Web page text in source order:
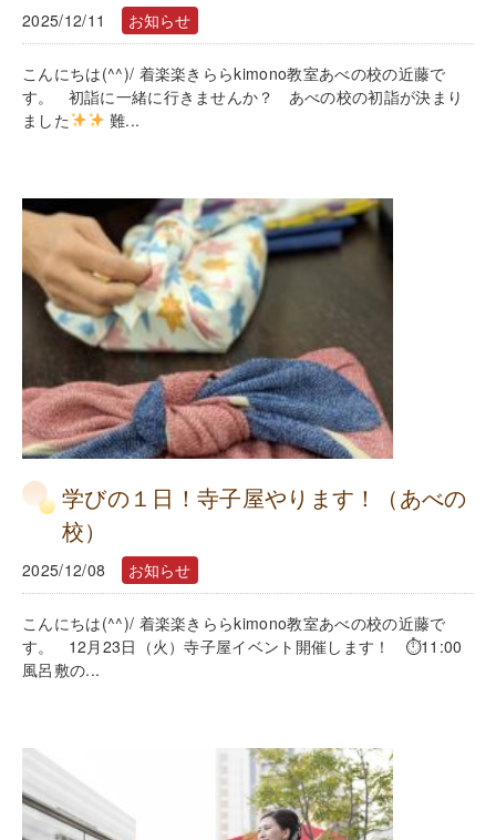
2025/12/11 お知らせ
こんにちは(^^)/ 着楽楽きららkimono教室あべの校の近藤で
す。 初詣に一緒に行きませんか？ あべの校の初詣が決まり
ました
難...
学びの１日！寺子屋やります！（あべの
校）
2025/12/08 お知らせ
こんにちは(^^)/ 着楽楽きららkimono教室あべの校の近藤で
す。 12月23日（火）寺子屋イベント開催します！ ⏱11:00
風呂敷の...